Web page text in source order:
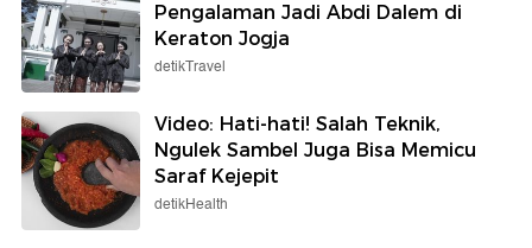
Pengalaman Jadi Abdi Dalem di
Keraton Jogja
detikTravel
Video: Hati-hati! Salah Teknik,
Ngulek Sambel Juga Bisa Memicu
Saraf Kejepit
detikHealth